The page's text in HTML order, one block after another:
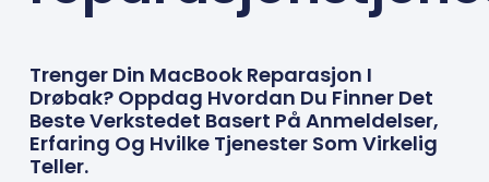
Trenger Din MacBook Reparasjon I
Drøbak? Oppdag Hvordan Du Finner Det
Beste Verkstedet Basert På Anmeldelser,
Erfaring Og Hvilke Tjenester Som Virkelig
Teller.